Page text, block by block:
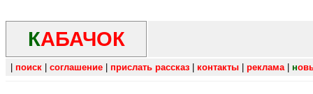
КАБАЧОК
поиск соглашение прислать рассказ контакты реклама| н